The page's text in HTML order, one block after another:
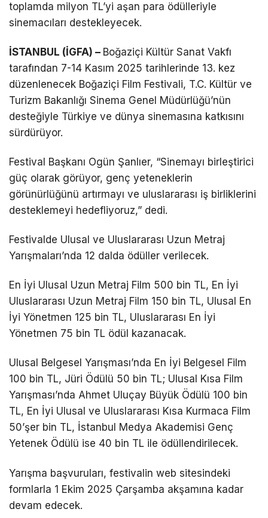
toplamda milyon TL’yi aşan para ödülleriyle
sinemacıları destekleyecek.
İSTANBUL (İGFA) – Boğaziçi Kültür Sanat Vakfı
tarafından 7-14 Kasım 2025 tarihlerinde 13. kez
düzenlenecek Boğaziçi Film Festivali, T.C. Kültür ve
Turizm Bakanlığı Sinema Genel Müdürlüğü’nün
desteğiyle Türkiye ve dünya sinemasına katkısını
sürdürüyor.
Festival Başkanı Ogün Şanlıer, “Sinemayı birleştirici
güç olarak görüyor, genç yeteneklerin
görünürlüğünü artırmayı ve uluslararası iş birliklerini
desteklemeyi hedefliyoruz,” dedi.
Festivalde Ulusal ve Uluslararası Uzun Metraj
Yarışmaları’nda 12 dalda ödüller verilecek.
En İyi Ulusal Uzun Metraj Film 500 bin TL, En İyi
Uluslararası Uzun Metraj Film 150 bin TL, Ulusal En
İyi Yönetmen 125 bin TL, Uluslararası En İyi
Yönetmen 75 bin TL ödül kazanacak.
Ulusal Belgesel Yarışması’nda En İyi Belgesel Film
100 bin TL, Jüri Ödülü 50 bin TL; Ulusal Kısa Film
Yarışması’nda Ahmet Uluçay Büyük Ödülü 100 bin
TL, En İyi Ulusal ve Uluslararası Kısa Kurmaca Film
50’şer bin TL, İstanbul Medya Akademisi Genç
Yetenek Ödülü ise 40 bin TL ile ödüllendirilecek.
Yarışma başvuruları, festivalin web sitesindeki
formlarla 1 Ekim 2025 Çarşamba akşamına kadar
devam edecek.